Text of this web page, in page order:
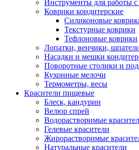
Инструменты для работы
Коврики кондитерские
Силиконовые
Текстурные коврики
Тефлоновые коврики
Лопатки, венчики,
Насадки и мешки
Поворотные столики и
Кухонные мелочи
Термометры, весы
Красители пищевые
Блеск, кандурин
Велюр спрей
Водорастворимые
Гелевые красители
Жирорастворимые
Натуральные красители